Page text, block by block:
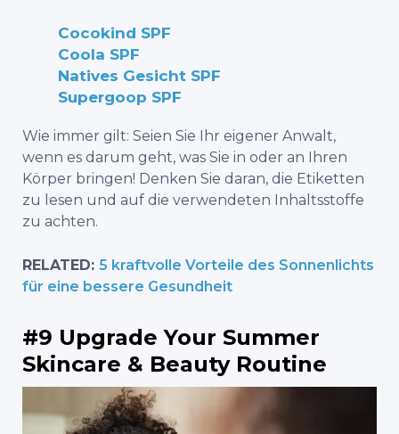
Cocokind SPF
Coola SPF
Natives Gesicht SPF
Supergoop SPF
Wie immer gilt: Seien Sie Ihr eigener Anwalt,
wenn es darum geht, was Sie in oder an Ihren
Körper bringen! Denken Sie daran, die Etiketten
zu lesen und auf die verwendeten Inhaltsstoffe
zu achten.
RELATED: 5 kraftvolle Vorteile des Sonnenlichts
für eine bessere Gesundheit
#9 Upgrade Your Summer
Skincare & Beauty Routine